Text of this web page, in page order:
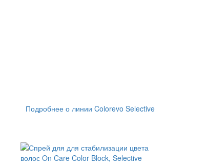
Подробнее о линии Colorevo Selective